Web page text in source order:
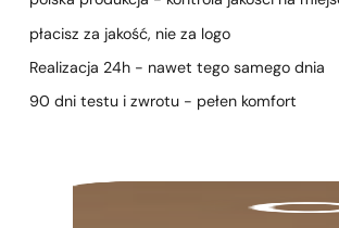
płacisz za jakość, nie za logo
Realizacja 24h - nawet tego samego dnia
90 dni testu i zwrotu - pełen komfort